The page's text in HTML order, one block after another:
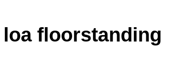
floorstanding